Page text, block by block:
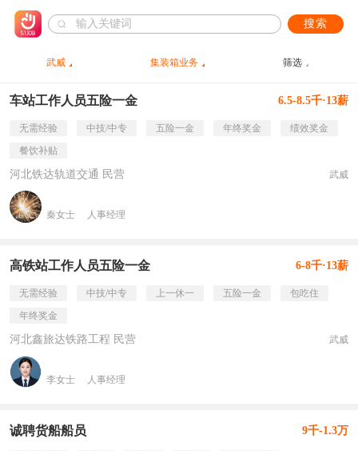
搜索
武威 集装箱业务 筛选
车站工作人员五险一金 6.5-8.5千·13薪
无需经验 中技/中专 五险一金 年终奖金
绩效奖金
餐饮补贴
河北铁达轨道交通 民营 武威
秦女士 人事经理
高铁站工作人员五险一金 6-8千·13薪
无需经验 中技/中专 上一休一 五险一金
包吃住
年终奖金
河北鑫旅达铁路工程 民营 武威
李女士 人事经理
诚聘货船船员 9千-1.3万